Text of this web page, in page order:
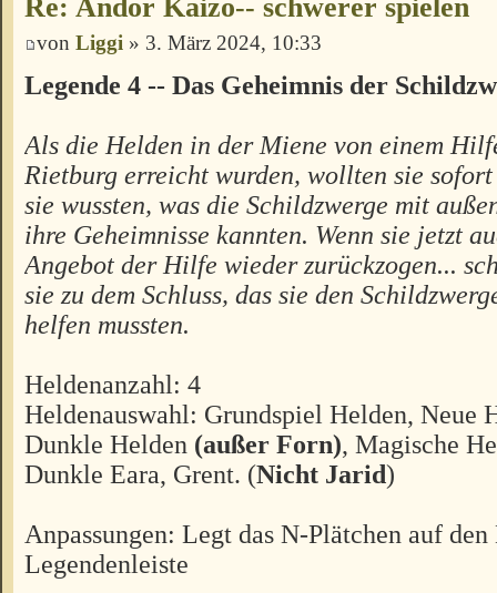
Re: Andor Kaizo-- schwerer spielen
von Liggi » 3. März 2024, 10:33
Legende 4 -- Das Geheimnis der
Als die Helden in der Miene von einem
Rietburg erreicht wurden, wollten sie
sie wussten, was die Schildzwerge mit
ihre Geheimnisse kannten. Wenn sie jetzt
Angebot der Hilfe wieder zurückzogen...
sie zu dem Schluss, das sie den
helfen mussten.
Heldenanzahl: 4
Heldenauswahl: Grundspiel Helden, Neue
Dunkle Helden (außer Forn), Magische
Dunkle Eara, Grent. (Nicht Jarid)
Anpassungen: Legt das N-Plätchen auf
Legendenleiste